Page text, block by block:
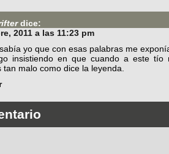
dice:
2011 a las 11:23 pm
yo que con esas palabras me
insistiendo en que cuando a este
tan malo como dice la leyenda.